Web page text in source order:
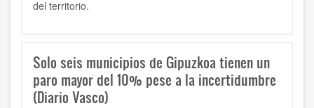
del territorio.
Solo seis municipios de Gipuzkoa tienen un
paro mayor del 10% pese a la incertidumbre
(Diario Vasco)